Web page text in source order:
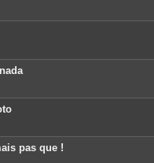
pas que !